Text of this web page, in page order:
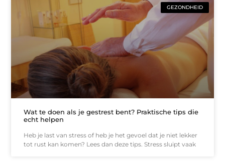
GEZONDHEID
Wat te doen als je gestrest bent? Praktische tips die
echt helpen
Heb je last van stress of heb je het gevoel dat je niet lekker
tot rust kan komen? Lees dan deze tips. Stress sluipt vaak